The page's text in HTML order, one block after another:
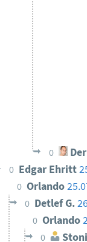
0
0 Edgar Ehritt
0 Orlando
0 Detlef G.
0 Orlando
0